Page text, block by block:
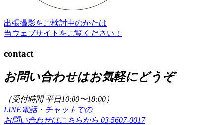
出張撮影をご検討中のかたは
当ウェブサイトをご覧ください！
contact
お問い合わせはお気軽にどうぞ
（受付時間 平日10:00〜18:00）
LINE電話・チャットでの
お問い合わせはこちらから 03-5607-0017